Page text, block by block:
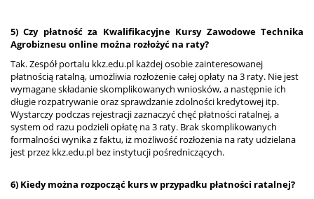
5) Czy płatność za Kwalifikacyjne Kursy Zawodowe Technika
Agrobiznesu online można rozłożyć na raty?
Tak. Zespół portalu kkz.edu.pl każdej osobie zainteresowanej
płatnością ratalną, umożliwia rozłożenie całej opłaty na 3 raty. Nie jest
wymagane składanie skomplikowanych wniosków, a następnie ich
długie rozpatrywanie oraz sprawdzanie zdolności kredytowej itp.
Wystarczy podczas rejestracji zaznaczyć chęć płatności ratalnej, a
system od razu podzieli opłatę na 3 raty. Brak skomplikowanych
formalności wynika z faktu, iż możliwość rozłożenia na raty udzielana
jest przez kkz.edu.pl bez instytucji pośredniczących.
6) Kiedy można rozpocząć kurs w przypadku płatności ratalnej?